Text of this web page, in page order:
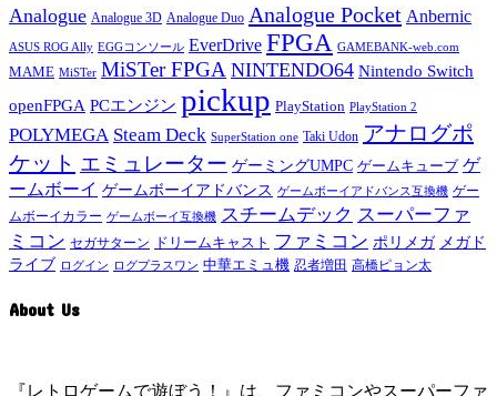
Analogue Analogue 3D Analogue Duo Analogue Pocket Anbernic
ASUS ROG Ally EGGコンソール EverDrive FPGA GAMEBANK-web.com
MAME MiSTer MiSTer FPGA NINTENDO64 Nintendo Switch
openFPGA PCエンジン pickup PlayStation PlayStation 2
POLYMEGA Steam Deck SuperStation one Taki Udon アナログポ
ケット エミュレーター ゲーミングUMPC ゲームキューブ ゲ
ームボーイ ゲームボーイアドバンス ゲームボーイアドバンス互換機 ゲー
ムボーイカラー ゲームボーイ互換機 スチームデック スーパーファ
ミコン セガサターン ドリームキャスト ファミコン ポリメガ メガド
ライブ ログイン ログプラスワン 中華エミュ機 忍者増田 高橋ピョン太
About Us
『レトロゲームで遊ぼう！』は、ファミコンやスーパーファ